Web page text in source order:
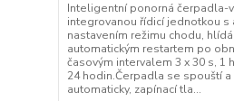
Inteligentní ponorná čerpadla-
integrovanou řídicí jednotkou s
nastavením režimu chodu,
automatickým restartem po
časovým intervalem 3 x 30 s, 1
24 hodin.Čerpadla se spouští a
automaticky, zapínací tla...